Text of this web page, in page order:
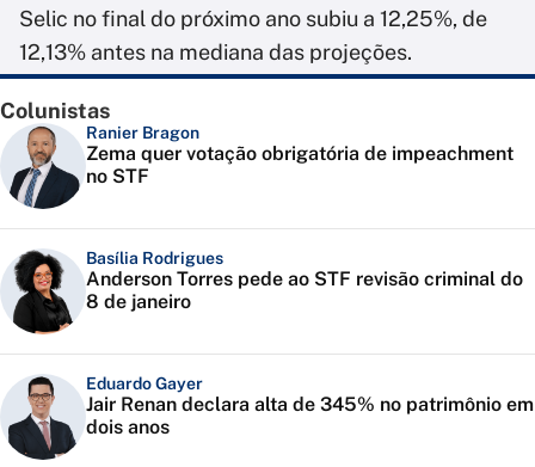
Selic no final do próximo ano subiu a 12,25%, de
12,13% antes na mediana das projeções.
Colunistas
Ranier Bragon
Zema quer votação obrigatória de impeachment
no STF
Basília Rodrigues
Anderson Torres pede ao STF revisão criminal do
8 de janeiro
Eduardo Gayer
Jair Renan declara alta de 345% no patrimônio em
dois anos